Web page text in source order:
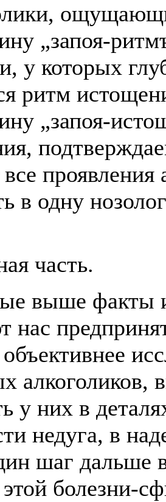
„запоя-
у которых
ритм
„запоя-
проявления
в одну
часть.
выше факты
нас
алкоголиков,
у них в
недуга, в
шаг дальше
болезни-